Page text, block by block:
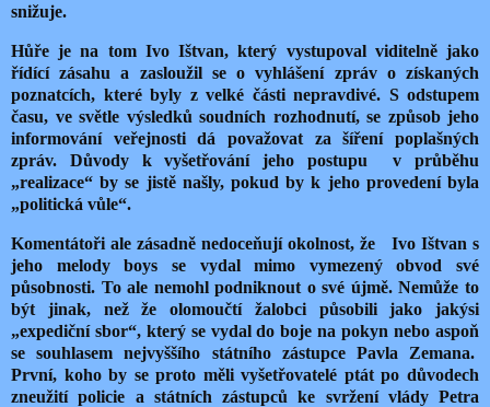
snižuje.
Hůře je na tom Ivo Ištvan, který vystupoval viditelně jako
řídící zásahu a zasloužil se o vyhlášení zpráv o získaných
poznatcích, které byly z velké části nepravdivé. S odstupem
času, ve světle výsledků soudních rozhodnutí, se způsob jeho
informování veřejnosti dá považovat za šíření poplašných
zpráv. Důvody k vyšetřování jeho postupu v průběhu
„realizace“ by se jistě našly, pokud by k jeho provedení byla
„politická vůle“.
Komentátoři ale zásadně nedoceňují okolnost, že Ivo Ištvan s
jeho melody boys se vydal mimo vymezený obvod své
působnosti. To ale nemohl podniknout o své újmě. Nemůže to
být jinak, než že olomoučtí žalobci působili jako jakýsi
„expediční sbor“, který se vydal do boje na pokyn nebo aspoň
se souhlasem nejvyššího státního zástupce Pavla Zemana.
První, koho by se proto měli vyšetřovatelé ptát po důvodech
zneužití policie a státních zástupců ke svržení vlády Petra